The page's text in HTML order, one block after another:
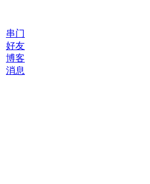
串门
好友
博客
消息